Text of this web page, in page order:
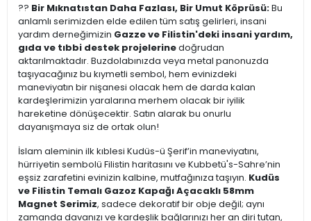
?? Bir Mıknatıstan Daha Fazlası, Bir Umut Köprüsü:Bu
anlamlı serimizden elde edilen tüm satış gelirleri, insani
yardım derneğimizin Gazze ve Filistin'deki insani yardım,
gıda ve tıbbi destek projelerinedoğrudan
aktarılmaktadır. Buzdolabınızda veya metal panonuzda
taşıyacağınız bu kıymetli sembol, hem evinizdeki
maneviyatın bir nişanesi olacak hem de darda kalan
kardeşlerimizin yaralarına merhem olacak bir iyilik
hareketine dönüşecektir. Satın alarak bu onurlu
dayanışmaya siz de ortak olun!
İslam aleminin ilk kıblesi Kudüs-ü Şerif’in maneviyatını,
hürriyetin sembolü Filistin haritasını ve Kubbetü's-Sahre’nin
eşsiz zarafetini evinizin kalbine, mutfağınıza taşıyın. Kudüs
ve Filistin Temalı Gazoz Kapağı Açacaklı 58mm
Magnet Serimiz, sadece dekoratif bir obje değil; aynı
zamanda davanızı ve kardeşlik bağlarınızı her an diri tutan,